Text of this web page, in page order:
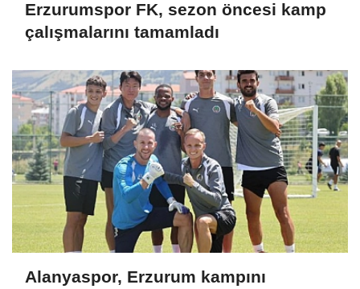
Erzurumspor FK, sezon öncesi kamp
çalışmalarını tamamladı
Alanyaspor, Erzurum kampını